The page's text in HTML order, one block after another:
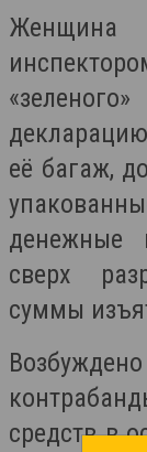
её багаж,
денежные
сверх
суммы
средств в